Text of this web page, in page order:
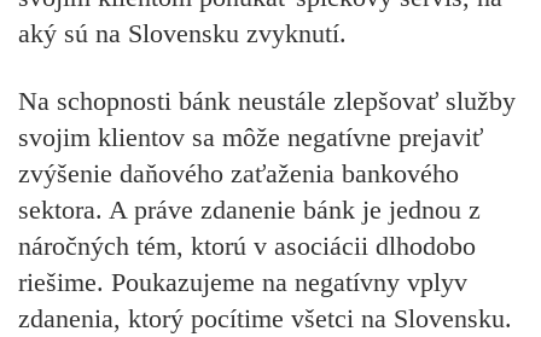
aký sú na Slovensku zvyknutí.
Na schopnosti bánk neustále zlepšovať služby
svojim klientov sa môže negatívne prejaviť
zvýšenie daňového zaťaženia bankového
sektora. A práve zdanenie bánk je jednou z
náročných tém, ktorú v asociácii dlhodobo
riešime. Poukazujeme na negatívny vplyv
zdanenia, ktorý pocítime všetci na Slovensku.